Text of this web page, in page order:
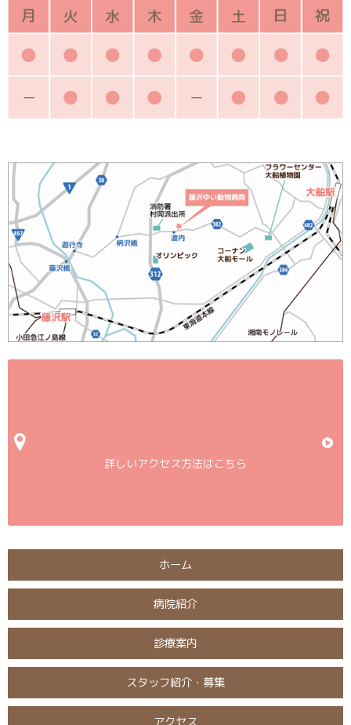
詳しいアクセス方法はこちら
ホーム
病院紹介
診療案内
スタッフ紹介・募集
アクセス